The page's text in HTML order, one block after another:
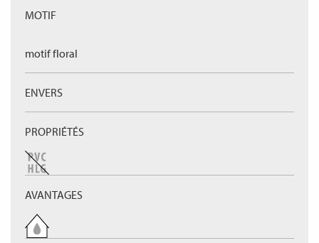
MOTIF
motif floral
ENVERS
PROPRIÉTÉS
AVANTAGES